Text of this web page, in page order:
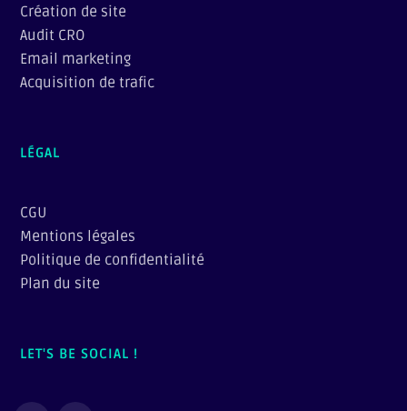
Création de site
Audit CRO
Email marketing
Acquisition de trafic
LÉGAL
CGU
Mentions légales
Politique de confidentialité
Plan du site
LET'S BE SOCIAL !